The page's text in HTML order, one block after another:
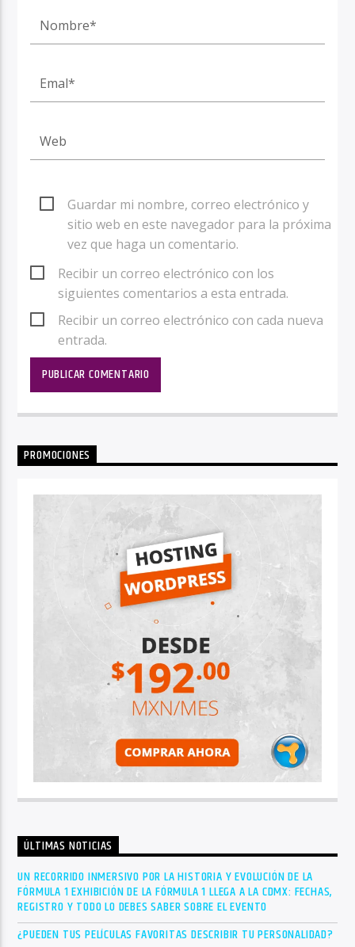
Guardar mi nombre, correo electrónico y
sitio web en este navegador para la próxima
vez que haga un comentario.
Recibir un correo electrónico con los
siguientes comentarios a esta entrada.
Recibir un correo electrónico con cada nueva
entrada.
PROMOCIONES
ÚLTIMAS NOTICIAS
UN RECORRIDO INMERSIVO POR LA HISTORIA Y EVOLUCIÓN DE LA
FÓRMULA 1 EXHIBICIÓN DE LA FÓRMULA 1 LLEGA A LA CDMX: FECHAS,
REGISTRO Y TODO LO DEBES SABER SOBRE EL EVENTO
¿PUEDEN TUS PELÍCULAS FAVORITAS DESCRIBIR TU PERSONALIDAD?